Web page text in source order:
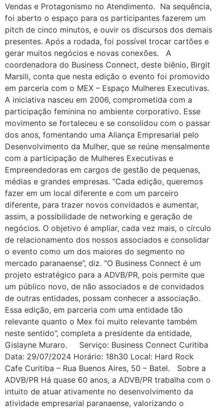
Vendas e Protagonismo no Atendimento. Na sequência,
foi aberto o espaço para os participantes fazerem um
pitch de cinco minutos, e ouvir os discursos dos demais
presentes. Após a rodada, foi possível trocar cartões e
gerar muitos negócios e novas conexões. A
coordenadora do Business Connect, deste biênio, Birgit
Marsili, conta que nesta edição o evento foi promovido
em parceria com o MEX – Espaço Mulheres Executivas.
A iniciativa nasceu em 2006, comprometida com a
participação feminina no ambiente corporativo. Esse
movimento se fortaleceu e se consolidou com o passar
dos anos, fomentando uma Aliança Empresarial pelo
Desenvolvimento da Mulher, que se reúne mensalmente
com a participação de Mulheres Executivas e
Empreendedoras em cargos de gestão de pequenas,
médias e grandes empresas. “Cada edição, queremos
fazer em um local diferente e com um parceiro
diferente, para trazer novos convidados e aumentar,
assim, a possibilidade de networking e geração de
negócios. O objetivo é ampliar, cada vez mais, o círculo
de relacionamento dos nossos associados e consolidar
o evento como um dos maiores do segmento no
mercado paranaense”, diz. “O Business Connect é um
projeto estratégico para a ADVB/PR, pois permite que
um público novo, de não associados e de convidados
de outras entidades, possam conhecer a associação.
Essa edição, em parceria com uma entidade tão
relevante quanto o Mex foi muito relevante também
neste sentido”, completa a presidente da entidade,
Gislayne Muraro. Serviço: Business Connect Curitiba
Data: 29/07/2024 Horário: 18h30 Local: Hard Rock
Cafe Curitiba – Rua Buenos Aires, 50 – Batel. Sobre a
ADVB/PR Há quase 60 anos, a ADVB/PR trabalha com o
intuito de atuar ativamente no desenvolvimento da
atividade empresarial paranaense, valorizando o